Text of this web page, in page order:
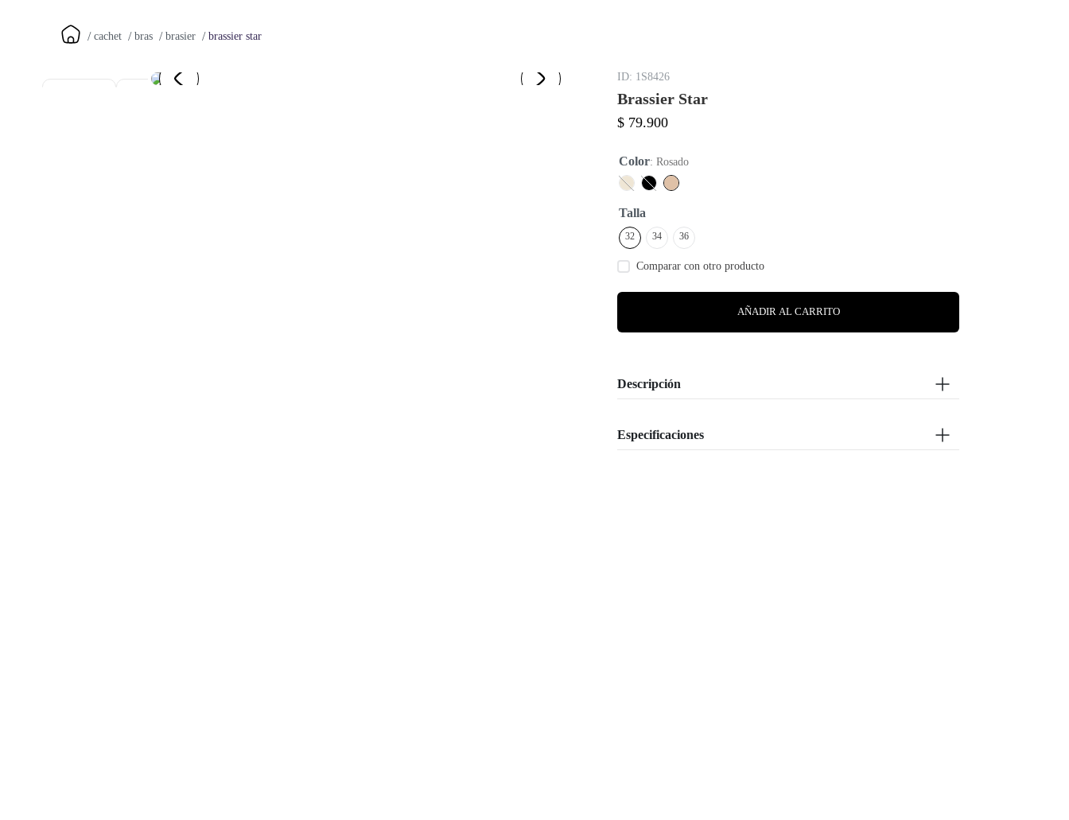
cachet bras brasier brassier star
: 1S8426
Brassier Star
$ 79.900
Color: Rosado
Talla
32 34 36
AÑADIR AL CARRITO
Descripción
Especificaciones